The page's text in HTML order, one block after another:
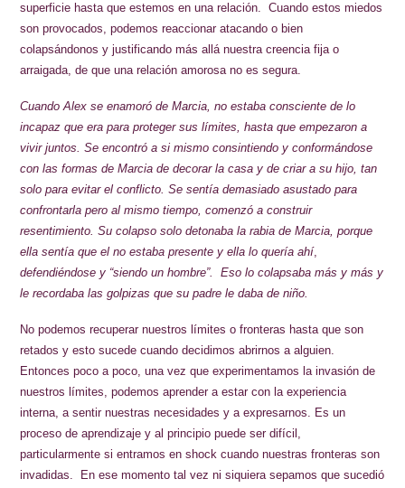
superficie hasta que estemos en una relación. Cuando estos miedos
son provocados, podemos reaccionar atacando o bien
colapsándonos y justificando más allá nuestra creencia fija o
arraigada, de que una relación amorosa no es segura.
Cuando Alex se enamoró de Marcia, no estaba consciente de lo
incapaz que era para proteger sus límites, hasta que empezaron a
vivir juntos. Se encontró a si mismo consintiendo y conformándose
con las formas de Marcia de decorar la casa y de criar a su hijo, tan
solo para evitar el conflicto. Se sentía demasiado asustado para
confrontarla pero al mismo tiempo, comenzó a construir
resentimiento. Su colapso solo detonaba la rabia de Marcia, porque
ella sentía que el no estaba presente y ella lo quería ahí,
defendiéndose y “siendo un hombre”. Eso lo colapsaba más y más y
le recordaba las golpizas que su padre le daba de niño.
No podemos recuperar nuestros límites o fronteras hasta que son
retados y esto sucede cuando decidimos abrirnos a alguien.
Entonces poco a poco, una vez que experimentamos la invasión de
nuestros límites, podemos aprender a estar con la experiencia
interna, a sentir nuestras necesidades y a expresarnos. Es un
proceso de aprendizaje y al principio puede ser difícil,
particularmente si entramos en shock cuando nuestras fronteras son
invadidas. En ese momento tal vez ni siquiera sepamos que sucedió